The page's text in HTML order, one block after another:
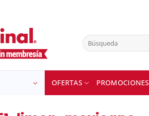
Buscar
por:
OFERTAS PROMOCIONES